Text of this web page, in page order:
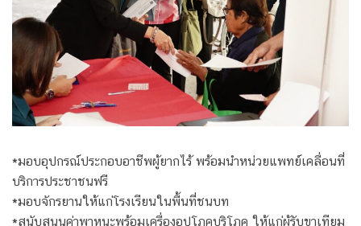
*มอบอุปกรณ์ประกอบอาชีพผู้ยากไร้ พร้อมนำหน่วยแพทย์เคลื่อนที่
บริการประชาชนฟรี
*มอบจักรยานให้แก่โรงเรียนในพื้นที่ชนบท
*สนับสนุนค่าพาหนะพร้อมเครื่องอุปโภคบริโภค ให้แก่ผู้รับขาเทียม